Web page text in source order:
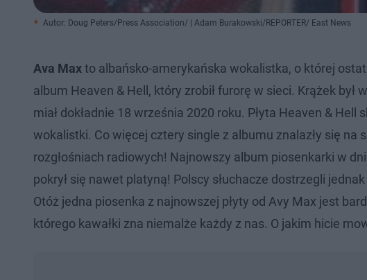
Autor: Doug Peters/Press Association/ | Adam Burakowski/REPORTER/ East News
Ava Maxto albańsko-amerykańska wokalistka, o której
album Heaven & Hell, który zrobił furorę w sieci. Krążek
miał dokładnie 18 września 2020 roku. Płyta Heaven &
wokalistki. Co więcej cztery single z albumu znalazły się
rozgłośniach radiowych! Najnowszy album piosenkarki w
pokrył się nawet platyną! Polscy słuchacze dostrzegli
Otóż jedna piosenka z najnowszej płyty od Avy Max jest
którego kawałki zna niemalże każdy z nas. O jakim hicie